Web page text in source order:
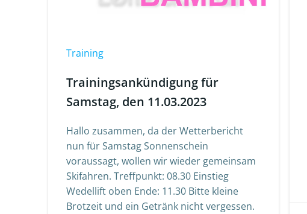
Training
Trainingsankündigung für
Samstag, den 11.03.2023
Hallo zusammen, da der Wetterbericht
nun für Samstag Sonnenschein
voraussagt, wollen wir wieder gemeinsam
Skifahren. Treffpunkt: 08.30 Einstieg
Wedellift oben Ende: 11.30 Bitte kleine
Brotzeit und ein Getränk nicht vergessen.